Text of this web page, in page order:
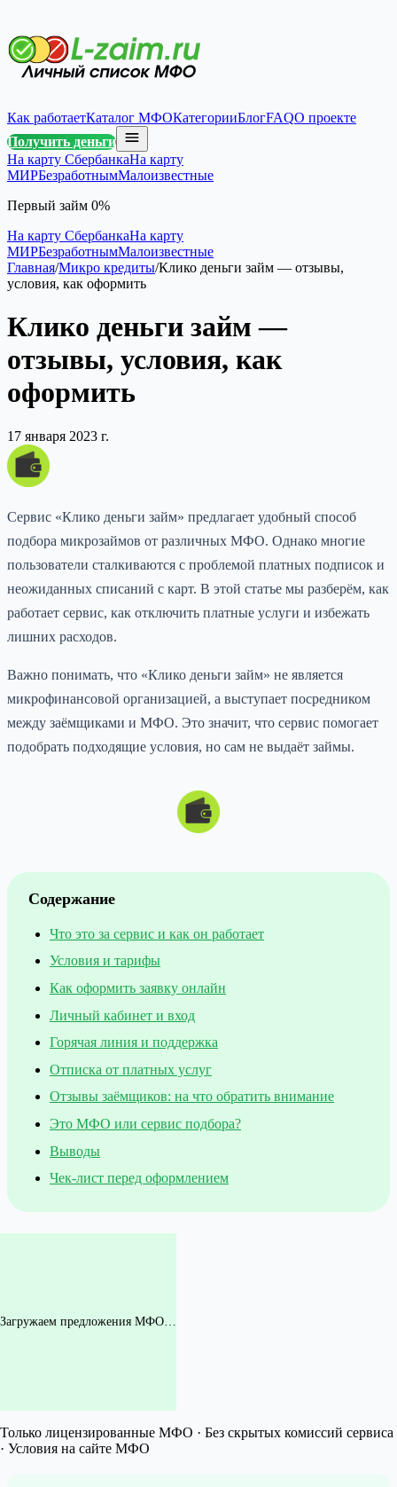
Как работаетКаталог МФОКатегорииБлогFAQО проекте
Получить деньги
На карту СбербанкаНа карту
МИРБезработнымМалоизвестные
Первый займ 0%
На карту СбербанкаНа карту
МИРБезработнымМалоизвестные
Главная/Микро кредиты/Клико деньги займ — отзывы,
условия, как оформить
Клико деньги займ —
отзывы, условия, как
оформить
17 января 2023 г.
Сервис «Клико деньги займ» предлагает удобный способ
подбора микрозаймов от различных МФО. Однако многие
пользователи сталкиваются с проблемой платных подписок и
неожиданных списаний с карт. В этой статье мы разберём, как
работает сервис, как отключить платные услуги и избежать
лишних расходов.
Важно понимать, что «Клико деньги займ» не является
микрофинансовой организацией, а выступает посредником
между заёмщиками и МФО. Это значит, что сервис помогает
подобрать подходящие условия, но сам не выдаёт займы.
Содержание
Что это за сервис и как он работает
Условия и тарифы
Как оформить заявку онлайн
Личный кабинет и вход
Горячая линия и поддержка
Отписка от платных услуг
Отзывы заёмщиков: на что обратить внимание
Это МФО или сервис подбора?
Выводы
Чек-лист перед оформлением
Загружаем предложения МФО…
Только лицензированные МФО · Без скрытых комиссий сервиса
· Условия на сайте МФО